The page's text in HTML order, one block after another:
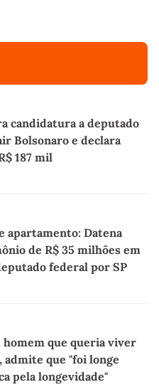
candidatura a deputado
Bolsonaro e declara
187 mil
apartamento: Datena
de R$ 35 milhões em
federal por SP
homem que queria viver
admite que "foi longe
pela longevidade"